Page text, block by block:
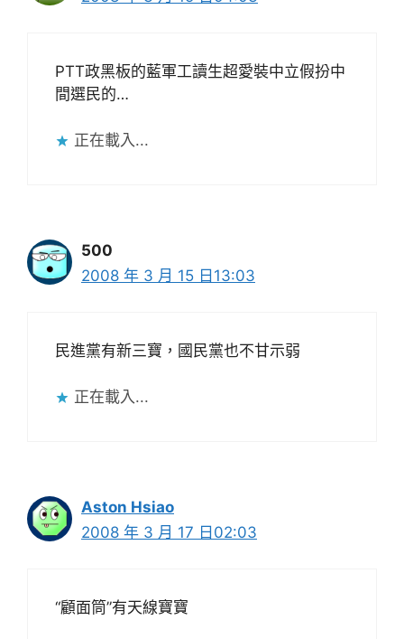
PTT政黑板的藍軍工讀生超愛裝中立假扮中
間選民的…
正在載入...
500
2008 年 3 月 15 日13:03
民進黨有新三寶，國民黨也不甘示弱
正在載入...
Aston Hsiao
2008 年 3 月 17 日02:03
“顧面筒”有天線寶寶